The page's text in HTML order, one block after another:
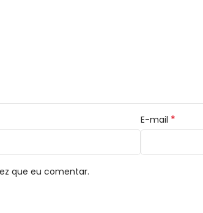
E-mail *
que eu comentar.